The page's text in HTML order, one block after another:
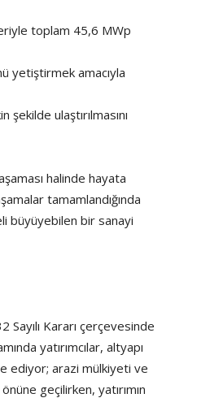
toplam 45,6 MWp
yetiştirmek amacıyla
ulaştırılmasını
halinde hayata
tamamlandığında
büyüyebilen bir sanayi
Sayılı Kararı çerçevesinde
yatırımcılar, altyapı
ediyor; arazi mülkiyeti ve
geçilirken, yatırımın